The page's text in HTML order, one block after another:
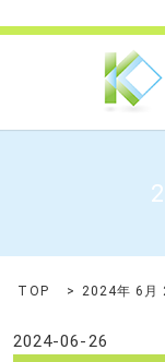
TOP 2024年 6月
2024-06-26